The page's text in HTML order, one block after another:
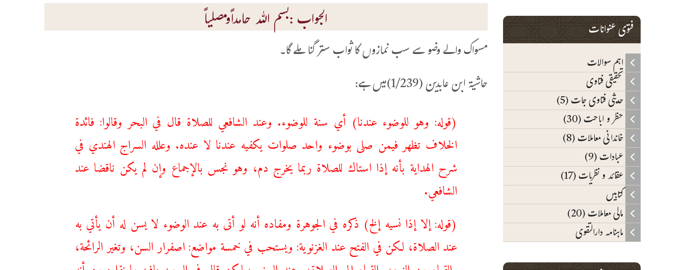
الجواب :بسم اللہ حامداًومصلیاً
مسواک والے وضو سے سب نمازوں کا ثواب ستر گنا ملے گا۔
حاشیۃ ابن عابدين (1/239)میں ہے:
(قوله: وهو للوضوء عندنا) أي سنة للوضوء. وعند الشافعي للصلاة قال في البحر وقالوا: فائدة
الخلاف تظهر فيمن صلى بوضوء واحد صلوات يكفيه عندنا لا عنده. وعلله السراج الهندي في
شرح الهداية بأنه إذا استاك للصلاة ربما يخرج دم، وهو نجس بالإجماع وإن لم يكن ناقضا عند
الشافعي.
(قوله: إلا إذا نسيه إلخ) ذكره في الجوهرة ومفاده أنه لو أتى به عند الوضوء لا يسن له أن يأتي به
عند الصلاة، لكن في الفتح عند الغزنوية: ويستحب في خمسة مواضع: اصفرار السن، وتغير الرائحة،
فتوی عنوانات
اہم سوالات
تحقیقی فتاوی
حدیثی فتاوی جات (5)
حظر و اباحت (30)
خاندانی معاملات (8)
عبادات (9)
عقائد و نظریات (17)
کتابیں
مالی معاملات (20)
ماہنامہ دارالتقوی